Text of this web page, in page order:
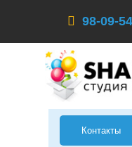
98-09-54
Контакты